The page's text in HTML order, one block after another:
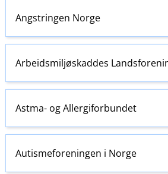
Angstringen Norge
Arbeidsmiljøskaddes
Astma- og Allergiforbundet
Autismeforeningen i Norge